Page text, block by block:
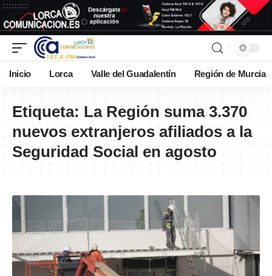
Inicio Lorca Valle del Guadalentín Región de Murcia
Etiqueta: La Región suma 3.370
nuevos extranjeros afiliados a la
Seguridad Social en agosto